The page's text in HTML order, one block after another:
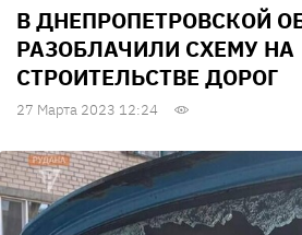
В ДНЕПРОПЕТРОВСКОЙ
РАЗОБЛАЧИЛИ СХЕМУ НА
СТРОИТЕЛЬСТВЕ ДОРОГ
27 Марта 2023 12:24